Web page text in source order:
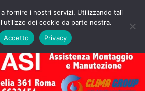
MENU
fornire i nostri servizi. Utilizzando tali
dei cookie da parte nostra.
Accetto
Privacy